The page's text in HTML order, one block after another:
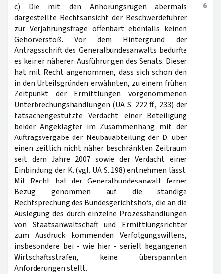
6
c) Die mit den Anhörungsrügen abermals
dargestellte Rechtsansicht der Beschwerdeführer
zur Verjährungsfrage offenbart ebenfalls keinen
Gehörverstoß. Vor dem Hintergrund der
Antragsschrift des Generalbundesanwalts bedurfte
es keiner näheren Ausführungen des Senats. Dieser
hat mit Recht angenommen, dass sich schon den
in den Urteilsgründen erwähnten, zu einem frühen
Zeitpunkt der Ermittlungen vorgenommenen
Unterbrechungshandlungen (UA S. 222 ff., 233) der
tatsachengestützte Verdacht einer Beteiligung
beider Angeklagter im Zusammenhang mit der
Auftragsvergabe der Neubauabteilung der D. über
einen zeitlich nicht näher beschränkten Zeitraum
seit dem Jahre 2007 sowie der Verdacht einer
Einbindung der K. (vgl. UA S. 198) entnehmen lässt.
Mit Recht hat der Generalbundesanwalt ferner
Bezug genommen auf die ständige
Rechtsprechung des Bundesgerichtshofs, die an die
Auslegung des durch einzelne Prozesshandlungen
von Staatsanwaltschaft und Ermittlungsrichter
zum Ausdruck kommenden Verfolgungswillens,
insbesondere bei - wie hier - seriell begangenen
Wirtschaftsstrafen, keine überspannten
Anforderungen stellt.